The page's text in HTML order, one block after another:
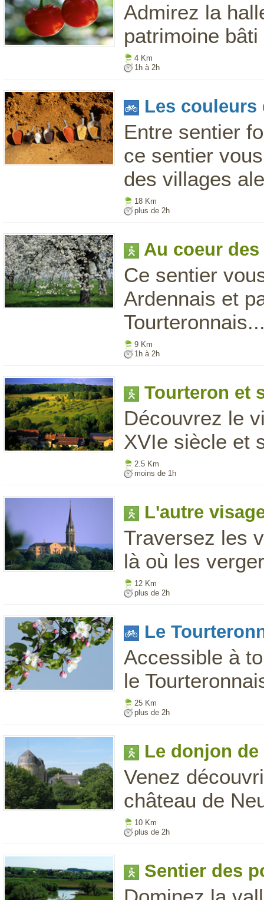
Admirez la
patrimoine
4 Km
1h à 2h
Les
Entre sentier
ce sentier
des villages
18 Km
plus de 2h
Au coeur
Ce sentier
Ardennais et
9 Km
1h à 2h
Tourteron et
Découvrez le
XVIe siècle et
2.5 Km
moins de 1h
L'autre
Traversez les
là où les
12 Km
plus de 2h
Le
Accessible à
le
25 Km
plus de 2h
Le donjon de
Venez
château de
10 Km
plus de 2h
Sentier des